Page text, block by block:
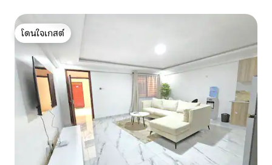
โดนใจเกสต์
โดนใจเกสต์